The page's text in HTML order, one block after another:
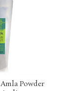
BGN
Powder